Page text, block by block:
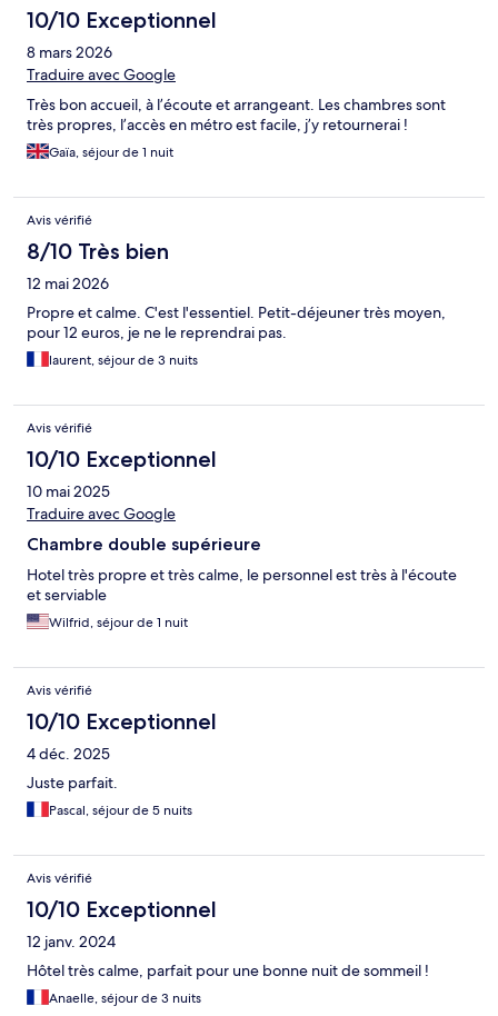
10/10 Exceptionnel
8 mars 2026
Traduire avec Google
Très bon accueil, à l’écoute et arrangeant. Les chambres sont
très propres, l’accès en métro est facile, j’y retournerai !
Gaïa, séjour de 1 nuit
Avis vérifié
8/10 Très bien
12 mai 2026
Propre et calme. C'est l'essentiel. Petit-déjeuner très moyen,
pour 12 euros, je ne le reprendrai pas.
laurent, séjour de 3 nuits
Avis vérifié
10/10 Exceptionnel
10 mai 2025
Traduire avec Google
Chambre double supérieure
Hotel très propre et très calme, le personnel est très à l'écoute
et serviable
Wilfrid, séjour de 1 nuit
Avis vérifié
10/10 Exceptionnel
4 déc. 2025
Juste parfait.
Pascal, séjour de 5 nuits
Avis vérifié
10/10 Exceptionnel
12 janv. 2024
Hôtel très calme, parfait pour une bonne nuit de sommeil !
Anaelle, séjour de 3 nuits